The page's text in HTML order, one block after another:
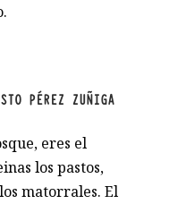
PÉREZ ZUÑIGA
eres el
los pastos,
matorrales. El